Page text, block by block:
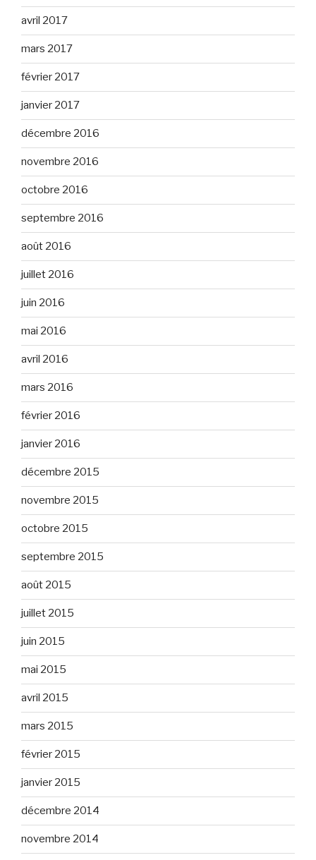
avril 2017
mars 2017
février 2017
janvier 2017
décembre 2016
novembre 2016
octobre 2016
septembre 2016
août 2016
juillet 2016
juin 2016
mai 2016
avril 2016
mars 2016
février 2016
janvier 2016
décembre 2015
novembre 2015
octobre 2015
septembre 2015
août 2015
juillet 2015
juin 2015
mai 2015
avril 2015
mars 2015
février 2015
janvier 2015
décembre 2014
novembre 2014